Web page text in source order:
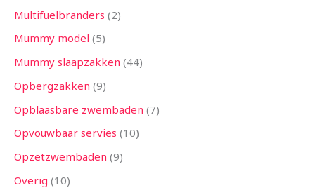
Multifuelbranders 2
Mummy model 5
Mummy slaapzakken 44
Opbergzakken 9
Opblaasbare zwembaden 7
Opvouwbaar servies 10
Opzetzwembaden 9
Overig 10